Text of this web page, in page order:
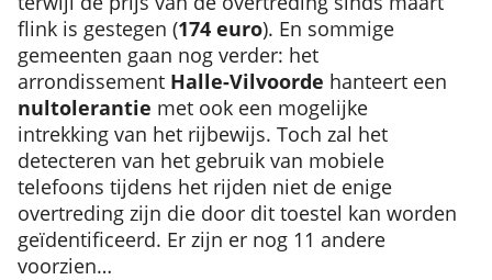
flink is gestegen (174 euro). En sommige
gemeenten gaan nog verder: het
arrondissement Halle-Vilvoorde hanteert een
nultolerantie met ook een mogelijke
intrekking van het rijbewijs. Toch zal het
detecteren van het gebruik van mobiele
telefoons tijdens het rijden niet de enige
overtreding zijn die door dit toestel kan worden
geïdentificeerd. Er zijn er nog 11 andere
voorzien…